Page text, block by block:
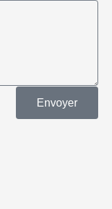
Envoyer